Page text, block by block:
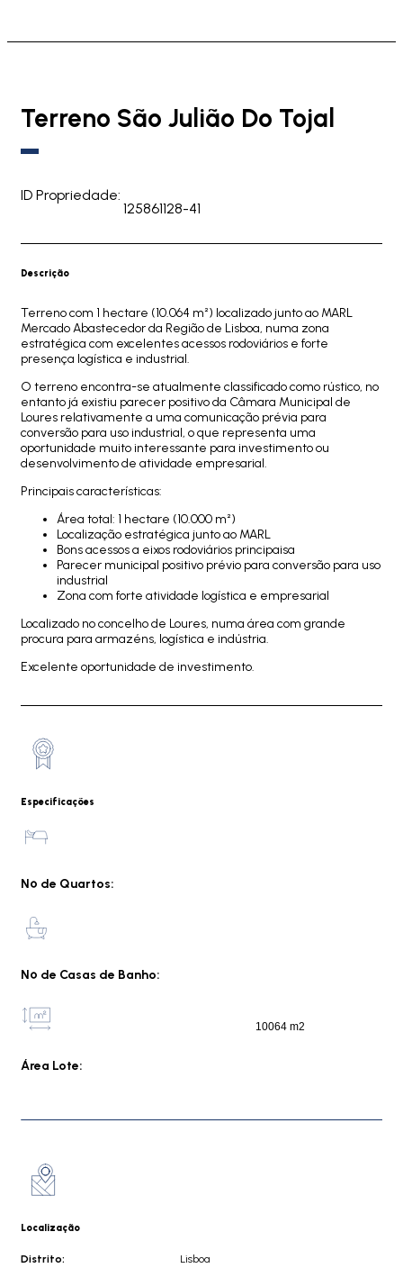
Terreno São Julião Do Tojal
ID Propriedade:
125861128-41
Descrição
Terreno com 1 hectare (10.064 m²) localizado junto ao MARL
Mercado Abastecedor da Região de Lisboa, numa zona
estratégica com excelentes acessos rodoviários e forte
presença logística e industrial.
O terreno encontra-se atualmente classificado como rústico, no
entanto já existiu parecer positivo da Câmara Municipal de
Loures relativamente a uma comunicação prévia para
conversão para uso industrial, o que representa uma
oportunidade muito interessante para investimento ou
desenvolvimento de atividade empresarial.
Principais características:
Área total: 1 hectare (10.000 m²)
Localização estratégica junto ao MARL
Bons acessos a eixos rodoviários principaisa
Parecer municipal positivo prévio para conversão para uso
industrial
Zona com forte atividade logística e empresarial
Localizado no concelho de Loures, numa área com grande
procura para armazéns, logística e indústria.
Excelente oportunidade de investimento.
Especificações
Nº de Quartos:
Nº de Casas de Banho:
Área Lote:
10064 m2
Localização
Distrito:
Lisboa